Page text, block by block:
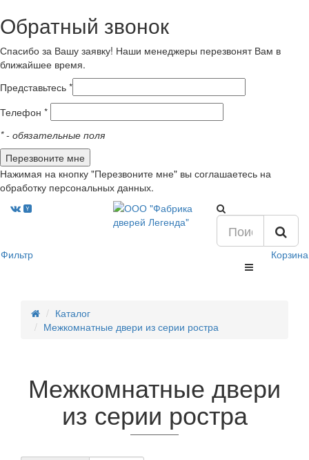
Обратный звонок
Спасибо за Вашу заявку! Наши менеджеры перезвонят Вам в
ближайшее время.
Представьтесь *
Телефон *
*- обязательные поля
Нажимая на кнопку "Перезвоните мне" вы соглашаетесь на
обработку персональных данных.
Фильтр Корзина
Каталог
Межкомнатные двери из серии ростра
Межкомнатные двери
из серии ростра